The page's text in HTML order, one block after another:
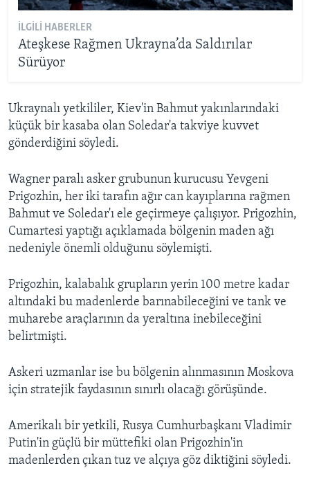
İLGILI HABERLER
Ateşkese Rağmen Ukrayna’da Saldırılar
Sürüyor
Ukraynalı yetkililer, Kiev'in Bahmut yakınlarındaki
küçük bir kasaba olan Soledar'a takviye kuvvet
gönderdiğini söyledi.
Wagner paralı asker grubunun kurucusu Yevgeni
Prigozhin, her iki tarafın ağır can kayıplarına rağmen
Bahmut ve Soledar'ı ele geçirmeye çalışıyor. Prigozhin,
Cumartesi yaptığı açıklamada bölgenin maden ağı
nedeniyle önemli olduğunu söylemişti.
Prigozhin, kalabalık grupların yerin 100 metre kadar
altındaki bu madenlerde barınabileceğini ve tank ve
muharebe araçlarının da yeraltına inebileceğini
belirtmişti.
Askeri uzmanlar ise bu bölgenin alınmasının Moskova
için stratejik faydasının sınırlı olacağı görüşünde.
Amerikalı bir yetkili, Rusya Cumhurbaşkanı Vladimir
Putin'in güçlü bir müttefiki olan Prigozhin'in
madenlerden çıkan tuz ve alçıya göz diktiğini söyledi.